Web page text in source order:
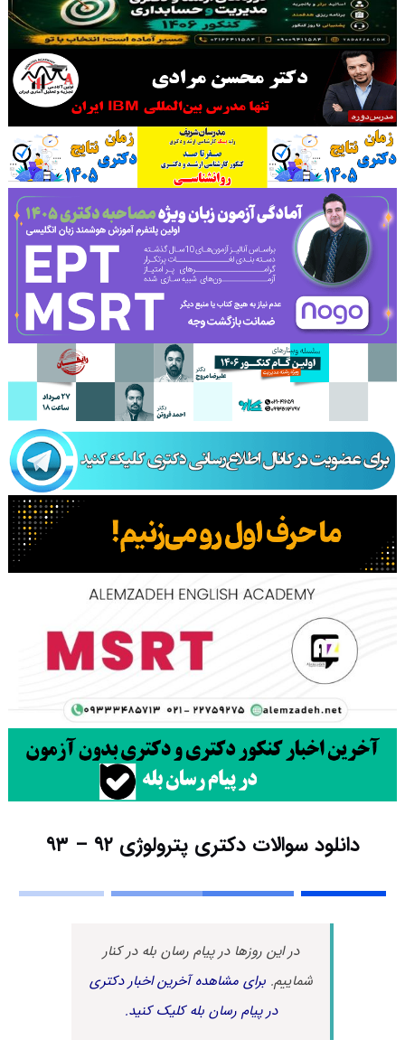
دانلود سوالات دکتری پترولوژی ۹۲ – ۹۳
در این روزها در پیام رسان بله در کنار
شماییم.برای مشاهده آخرین اخبار دکتری
در پیام رسان بله کلیک کنید.